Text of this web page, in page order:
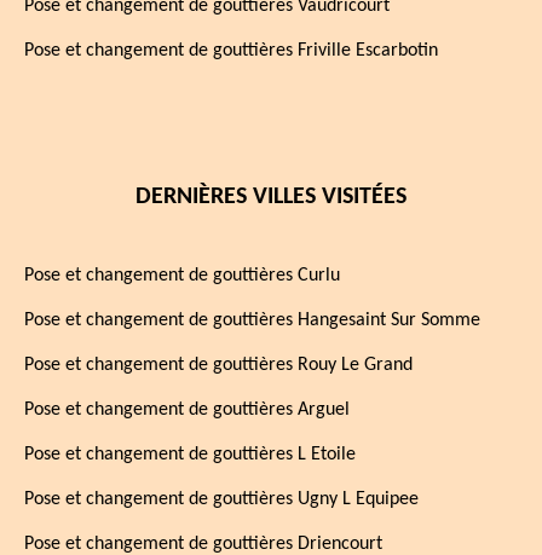
Pose et changement de gouttières Vaudricourt
Pose et changement de gouttières Friville Escarbotin
DERNIÈRES VILLES VISITÉES
Pose et changement de gouttières Curlu
Pose et changement de gouttières Hangesaint Sur Somme
Pose et changement de gouttières Rouy Le Grand
Pose et changement de gouttières Arguel
Pose et changement de gouttières L Etoile
Pose et changement de gouttières Ugny L Equipee
Pose et changement de gouttières Driencourt